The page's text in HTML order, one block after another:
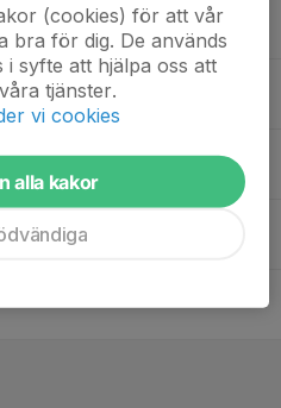
(cookies) för att vår
bra för dig. De används
syfte att hjälpa oss att
tjänster.
vi cookies
alla kakor